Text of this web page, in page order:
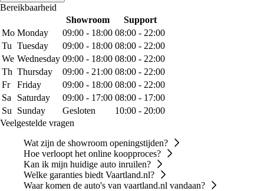
Bereikbaarheid
Showroom
Support
Mo Monday 09:00 - 18:00 08:00 - 22:00
Tu Tuesday 09:00 - 18:00 08:00 - 22:00
We Wednesday 09:00 - 18:00 08:00 - 22:00
Th Thursday 09:00 - 21:00 08:00 - 22:00
Fr
Friday 09:00 - 18:00 08:00 - 22:00
Sa
Saturday 09:00 - 17:00 08:00 - 17:00
Su
Sunday Gesloten
10:00 - 20:00
Veelgestelde vragen
Wat zijn de showroom openingstijden?
Hoe verloopt het online koopproces?
Kan ik mijn huidige auto inruilen?
Welke garanties biedt Vaartland.nl?
Waar komen de auto's van vaartland.nl vandaan?